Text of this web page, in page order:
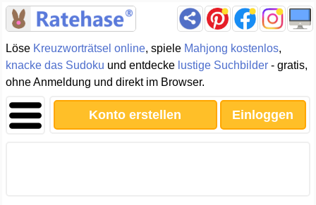
Löse Kreuzworträtsel online, spiele Mahjong kostenlos,
knacke das Sudoku und entdecke lustige Suchbilder - gratis,
ohne Anmeldung und direkt im Browser.
Konto erstellen Einloggen